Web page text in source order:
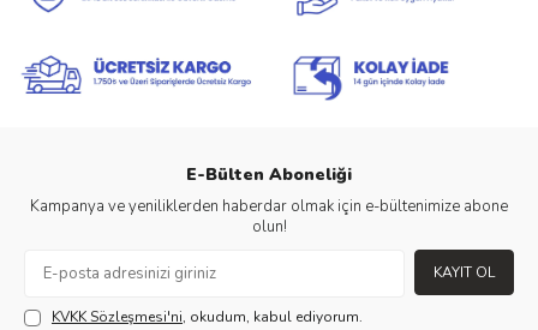
E-Bülten Aboneliği
Kampanya ve yeniliklerden haberdar olmak için e-bültenimize abone
olun!
KAYIT OL
KVKK Sözleşmesi'ni, okudum, kabul ediyorum.